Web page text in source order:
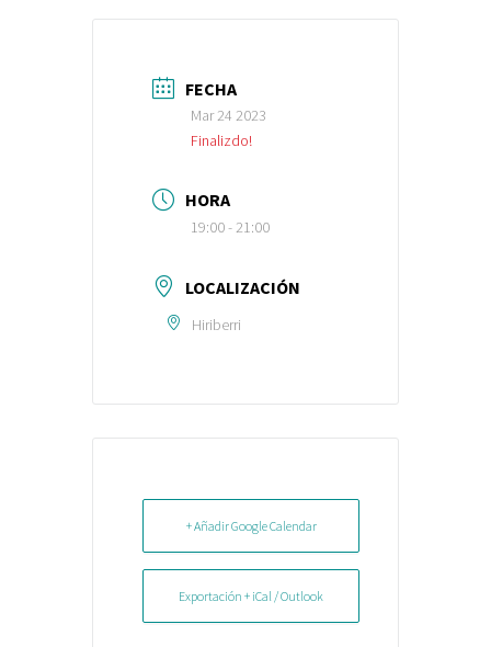
FECHA
Mar 24 2023
Finalizdo!
HORA
19:00 - 21:00
LOCALIZACIÓN
Hiriberri
+ Añadir Google Calendar
Exportación + iCal / Outlook